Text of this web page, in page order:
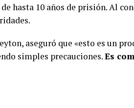
hasta 10 años de prisión. Al
aseguró que «esto es un
simples precauciones.Es